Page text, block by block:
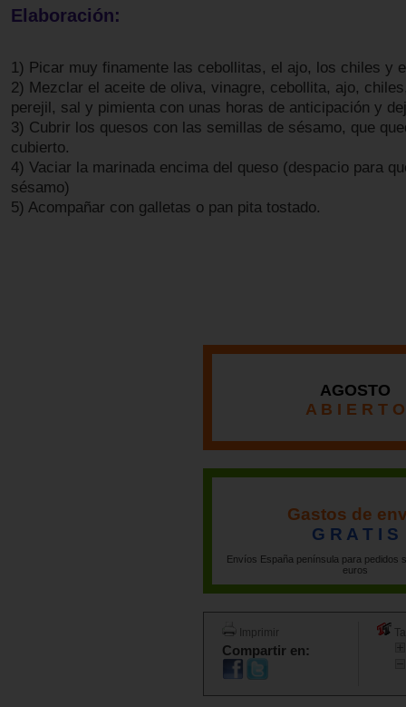
Elaboración:
1) Picar muy finamente las cebollitas, el ajo, los chiles y
2) Mezclar el aceite de oliva, vinagre, cebollita, ajo,
perejil, sal y pimienta con unas horas de anticipación y
3) Cubrir los quesos con las semillas de sésamo, que
cubierto.
4) Vaciar la marinada encima del queso (despacio para
sésamo)
5) Acompañar con galletas o pan pita tostado.
AGOSTO
A B I E R T O
Gastos de
G R A T I S
Envíos España península para pedidos
euros
Imprimir
Compartir en: